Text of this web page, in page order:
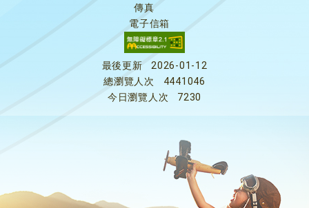
傳真
電子信箱
最後更新
2026-01-12
總瀏覽人次
4441046
今日瀏覽人次
7230